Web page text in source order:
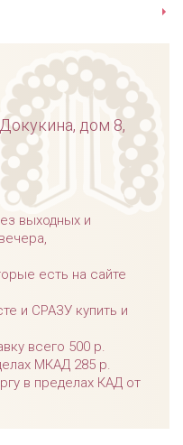
дом 8,
выходных и
есть на сайте
и СРАЗУ купить и
всего 500 р.
МКАД 285 р.
в пределах КАД от